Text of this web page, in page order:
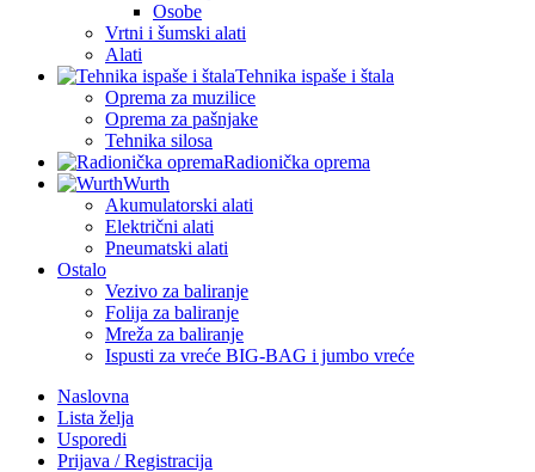
Osobe
Vrtni i šumski alati
Alati
Tehnika ispaše i štala
Oprema za muzilice
Oprema za pašnjake
Tehnika silosa
Radionička oprema
Wurth
Akumulatorski alati
Električni alati
Pneumatski alati
Ostalo
Vezivo za baliranje
Folija za baliranje
Mreža za baliranje
Ispusti za vreće BIG-BAG i jumbo vreće
Naslovna
Lista želja
Usporedi
Prijava / Registracija